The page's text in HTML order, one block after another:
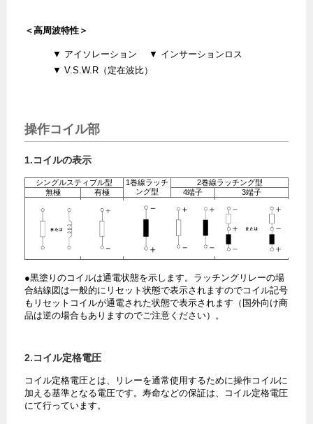
＜高周波特性＞
▼ アイソレーション
▼ インサーションロス
▼ V.S.W.R（定在波比）
操作コイル部
1.コイルの表示
シングルスティブル型
1巻線ラッチ
ング型
2巻線ラッチング型
無極
有極 4端子 3端子
●黒塗りのコイルは通電状態を示します。ラッチングリレーの場
合結線図は一般的にリセット状態で表示されますのでコイル記号
もリセットコイルが通電された状態で表示されます（国外向け商
品は逆の場合もありますのでご注意ください）。
2.コイル定格電圧
コイル定格電圧とは、リレーを通常使用するために操作コイルに
加える基準となる電圧です。寿命などの保証は、コイル定格電圧
にて行っています。